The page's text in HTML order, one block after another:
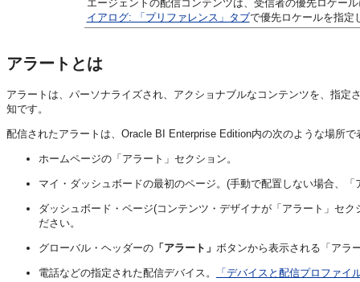
エージェントの配信コンテンツは、受信者の優先ロケー
イアログ: 「プリファレンス」タブで優先ロケールを指定
アラートとは
アラートは、パーソナライズされ、アクショナブルなコンテンツを、指
知です。
配信されたアラートは、Oracle BI Enterprise Edition内の次のような場所で
ホームページの「アラート」セクション。
マイ・ダッシュボードの最初のページ。(手動で配置しない場合、
ダッシュボード・ページ(コンテンツ・デザイナが「アラート」セ
ださい。
グローバル・ヘッダーの 「アラート」 ボタンから表示される「アラ
電話などの指定された配信デバイス。 「デバイスと配信プロファイ